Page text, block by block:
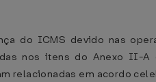
do ICMS devido nas
nos itens do Anexo II-A
relacionadas em acordo